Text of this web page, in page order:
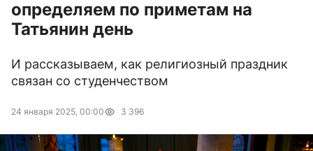
определяем по приметам на
Татьянин день
И рассказываем, как религиозный праздник
связан со студенчеством
24 января 2025, 00:00 3 396